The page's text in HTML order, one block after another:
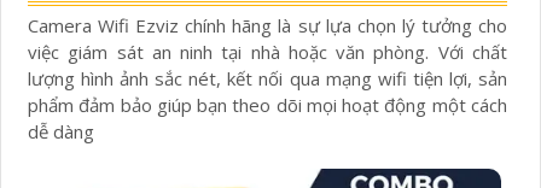
Camera Wifi Ezviz chính hãng là sự lựa chọn lý tưởng cho
việc giám sát an ninh tại nhà hoặc văn phòng. Với chất
lượng hình ảnh sắc nét, kết nối qua mạng wifi tiện lợi, sản
phẩm đảm bảo giúp bạn theo dõi mọi hoạt động một cách
dễ dàng